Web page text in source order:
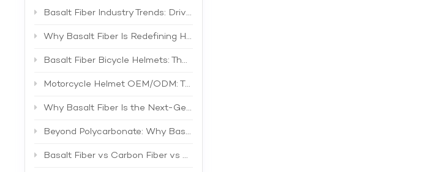
Basalt Fiber Industry Trends: Driving the Next Generation of High-Performance Composites
Why Basalt Fiber Is Redefining Helmet Shell Materials
Basalt Fiber Bicycle Helmets: The Future of Lightweight Protection
Motorcycle Helmet OEM/ODM: The Complete B2B Guide to Private Label Manufacturing and Supplier Selection
Why Basalt Fiber Is the Next-Generation Material for Bicycle Helmets
Beyond Polycarbonate: Why Basalt Fiber Is the Superior Material for Bicycle Helmet Shells
Basalt Fiber vs Carbon Fiber vs Fiberglass: The Best Material for Bicycle Helmets